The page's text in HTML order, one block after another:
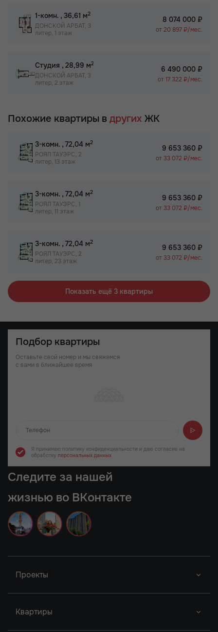
1-комн. , 36,61 м2
ДОНСКОЙ АРБАТ, 3
литер, 1 этаж
8 074 000 ₽
от 20 897 ₽/мес.
Студия , 28,99 м2
ДОНСКОЙ АРБАТ, 3
литер, 2 этаж
6 490 000 ₽
от 17 322 ₽/мес.
Похожие квартиры в других ЖК
3-комн. , 72,04 м2
РОЯЛ ТАУЭРС, 2
литер, 13 этаж
9 653 360 ₽
от 33 072 ₽/мес.
3-комн. , 72,04 м2
РОЯЛ ТАУЭРС, 1
литер, 11 этаж
9 653 360 ₽
от 33 072 ₽/мес.
3-комн. , 72,04 м2
РОЯЛ ТАУЭРС, 2
литер, 23 этаж
9 653 360 ₽
от 33 072 ₽/мес.
Показать ещё 3 квартиры
Подбор квартиры
Оставьте свой номер и мы свяжемся
с вами в ближайшее время
Я принимаю политику конфиденциальности и даю согласие на
обработку персональных данных
Следите за нашей
жизнью во ВКонтакте
Проекты
Новый Проект
Квартиры